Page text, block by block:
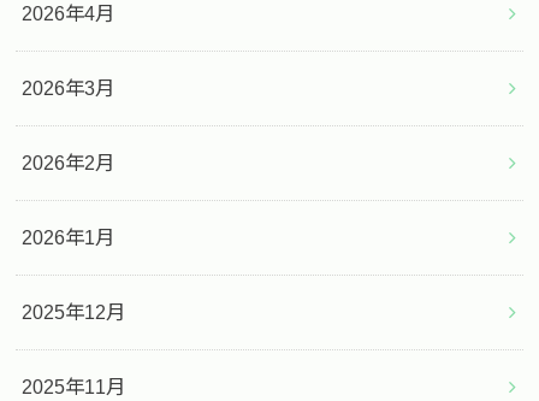
2026年4月
2026年3月
2026年2月
2026年1月
2025年12月
2025年11月